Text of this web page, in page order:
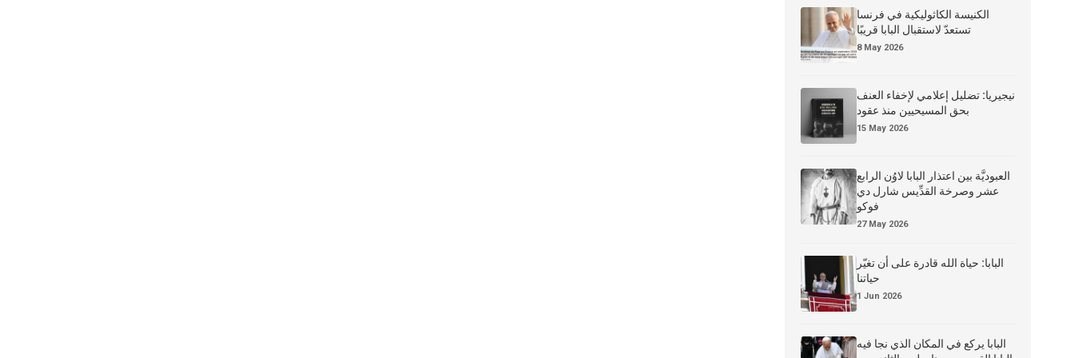
الكنيسة الكاثوليكية في فرنسا
تستعدّ لاستقبال البابا قريبًا
8 May 2026
نيجيريا: تضليل إعلامي لإخفاء العنف
بحق المسيحيين منذ عقود
15 May 2026
العبوديَّة بين اعتذار البابا لاوُن الرابع
عشر وصرخة القدِّيس شارل دي
فوكو
27 May 2026
البابا: حياة الله قادرة على أن تغيّر
حياتنا
1 Jun 2026
البابا يركع في المكان الذي نجا فيه